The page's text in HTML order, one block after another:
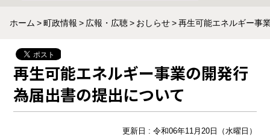
ホーム 町政情報 広報・広聴 おしらせ 再生可能エネルギー事
再生可能エネルギー事業の開発行
為届出書の提出について
更新日 : 令和06年11月20日（水曜日）